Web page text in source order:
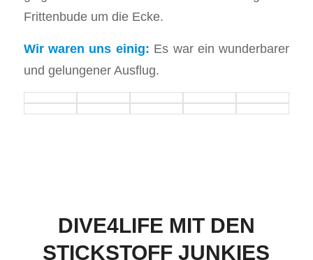
Frittenbude um die Ecke.
Wir waren uns einig: Es war ein wunderbarer
und gelungener Ausflug.
DIVE4LIFE MIT DEN
STICKSTOFF JUNKIES